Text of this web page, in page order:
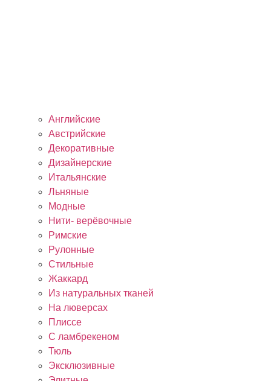
Английские
Австрийские
Декоративные
Дизайнерские
Итальянские
Льняные
Модные
Нити- верёвочные
Римские
Рулонные
Стильные
Жаккард
Из натуральных тканей
На люверсах
Плиссе
С ламбрекеном
Тюль
Эксклюзивные